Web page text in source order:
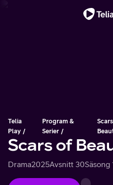
Telia
Play
Program &
Serier
Scars of
Drama2025Avsnitt 30Säsong